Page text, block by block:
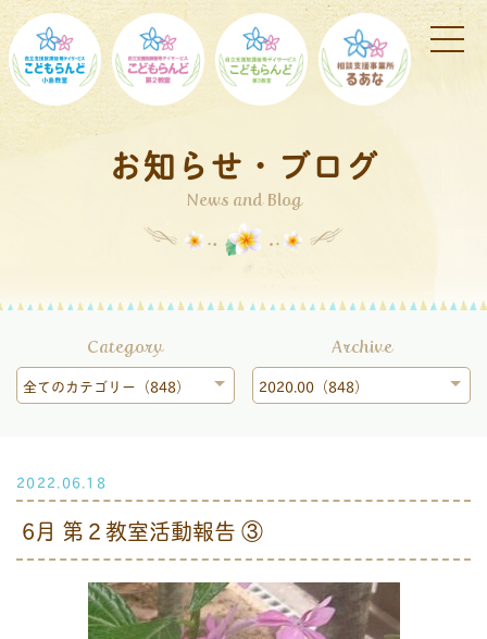
お知らせ・ブログ
News and Blog
Category
全てのカテゴリー（848）
Archive
2020.00（848）
2022.06.18
6月 第２教室活動報告 ③